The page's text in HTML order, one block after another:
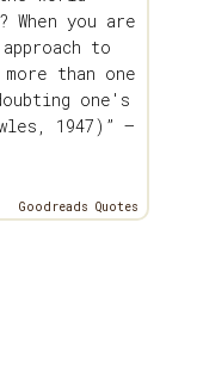
When you are
to
than one
one's
1947)” —
Goodreads Quotes